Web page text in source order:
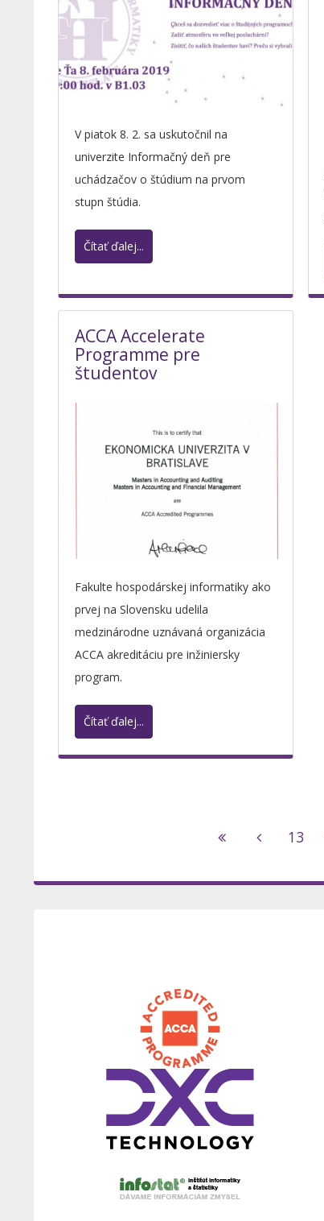
V piatok 8. 2. sa uskutočnil na
univerzite Informačný deň pre
uchádzačov o štúdium na prvom
stupn štúdia.
Čítať ďalej...
ACCA Accelerate
Programme pre
študentov
Fakulte hospodárskej informatiky ako
prvej na Slovensku udelila
medzinárodne uznávaná organizácia
ACCA akreditáciu pre inžiniersky
program.
Čítať ďalej...
13